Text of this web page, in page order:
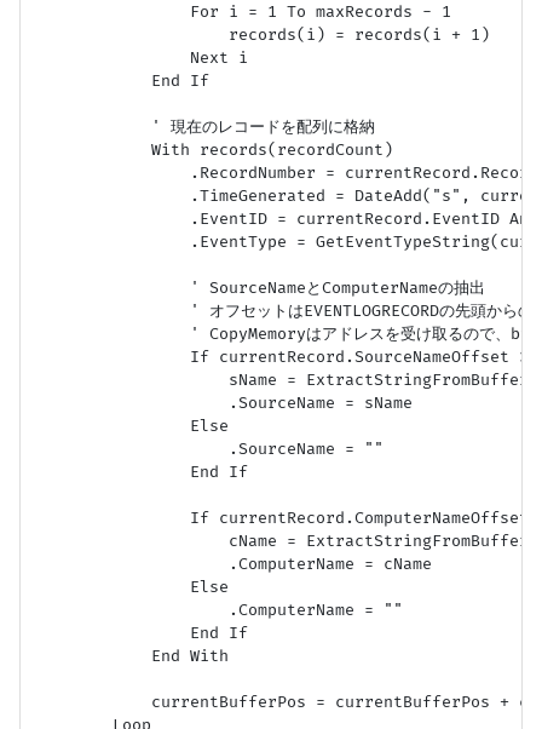
                For i = 1 To maxRecords - 1
                    records(i) = records(i + 1)
                Next i
            End If
            ' 現在のレコードを配列に格納
            With records(recordCount)
.RecordNumber =
.TimeGenerated = DateAdd("s",
.EventID = currentRecord.EventID And
.EventType =
                ' SourceNameとComputerNameの抽出
' オフセットはEVENTLOGRECORDの先頭からの
' CopyMemoryはアドレスを受け取るので、
If currentRecord.SourceNameOffset >
sName =
                    .SourceName = sName
                Else
                    .SourceName = ""
                End If
If currentRecord.ComputerNameOffset
cName =
                    .ComputerName = cName
                Else
                    .ComputerName = ""
                End If
            End With
currentBufferPos = currentBufferPos +
        Loop